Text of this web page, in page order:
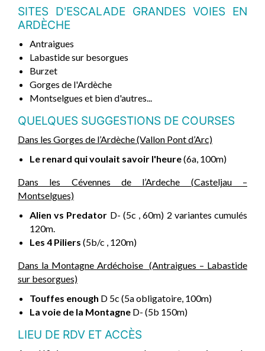
SITES D'ESCALADE GRANDES VOIES EN
ARDÈCHE
Antraigues
Labastide sur besorgues
Burzet
Gorges de l'Ardèche
Montselgues et bien d'autres...
QUELQUES SUGGESTIONS DE COURSES
Dans les Gorges de l’Ardèche (Vallon Pont d’Arc)
Le renard qui voulait savoir l'heure(6a, 100m)
Dans les Cévennes de l’Ardeche (Casteljau –
Montselgues)
Alien vs Predator D- (5c , 60m) 2 variantes cumulés
120m.
Les 4 Piliers (5b/c , 120m)
Dans la Montagne Ardéchoise (Antraigues – Labastide
sur besorgues)
Touffes enough D 5c (5a obligatoire, 100m)
La voie de la Montagne D- (5b 150m)
LIEU DE RDV ET ACCÈS